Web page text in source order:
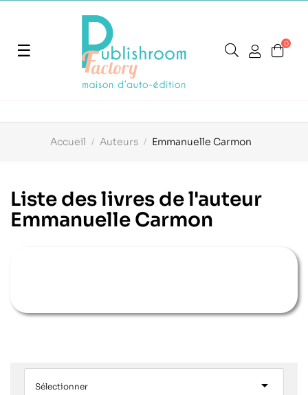
Basculer
navigation
☰ 0
Accueil Auteurs Emmanuelle Carmon
Liste des livres de l'auteur
Emmanuelle Carmon
Sélectionner 